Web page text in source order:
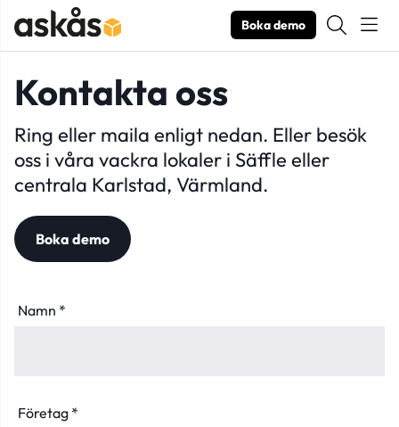
Boka demo
Kontakta oss
Ring eller maila enligt nedan. Eller besök
oss i våra vackra lokaler i Säffle eller
centrala Karlstad, Värmland.
Boka demo
Namn *
Företag *